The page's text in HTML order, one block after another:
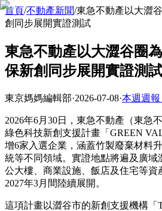
首頁/不動產新聞/東急不動產以大澀
創同步展開實證測試
東急不動產以大澀谷圈
保新創同步展開實證測試
東京媽媽編輯部·2026-07-08·本週週
2026年6月30日，東急不動產（東急
綠色科技新創支援計畫「GREEN
增6家入選企業，涵蓋竹製廢棄材料
統等不同領域。實證地點將遍及廣域
公大樓、商業設施、飯店及住宅等資
2027年3月間陸續展開。
這項計畫以澀谷市的新創支援機構「